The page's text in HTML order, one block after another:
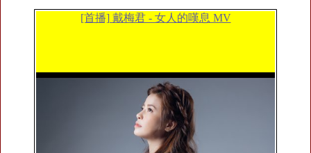
[首播] 戴梅君 - 女人的嘆息 MV